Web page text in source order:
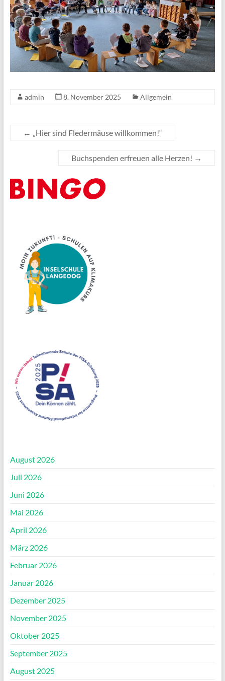
admin 8. November 2025 Allgemein
← „Hier sind Fledermäuse willkommen!“
Buchspenden erfreuen alle Herzen! →
August 2026
Juli 2026
Juni 2026
Mai 2026
April 2026
März 2026
Februar 2026
Januar 2026
Dezember 2025
November 2025
Oktober 2025
September 2025
August 2025